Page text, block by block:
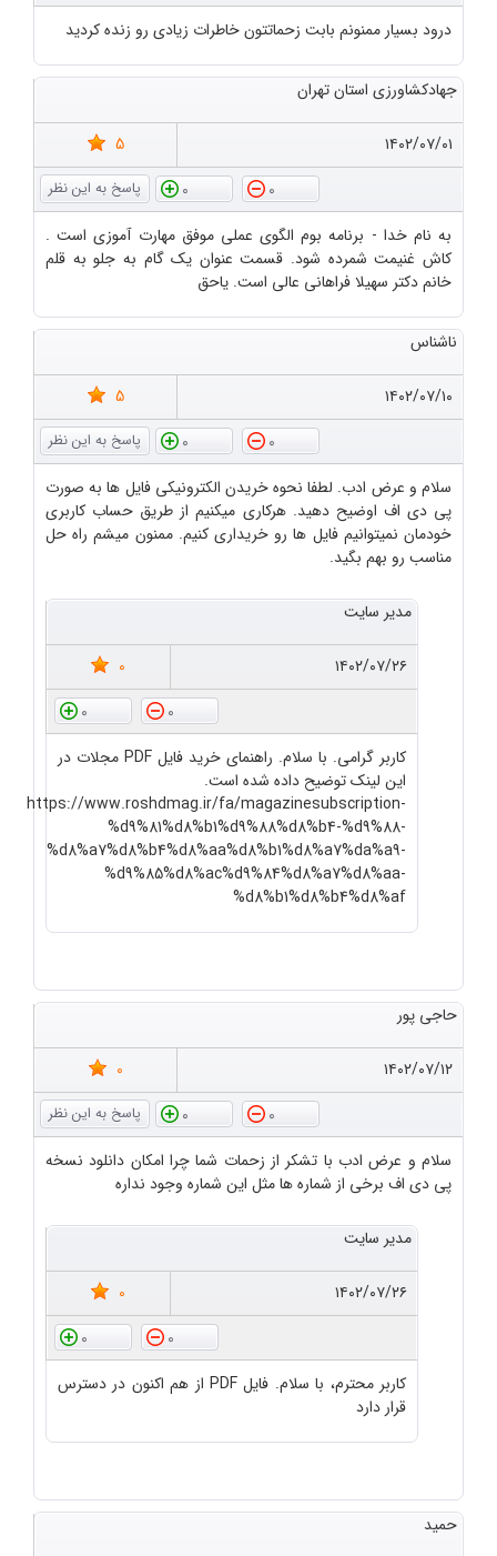
درود بسیار ممنونم بابت زحماتتون خاطرات زیادی رو زنده کردید
جهادکشاورزی استان تهران
۱۴۰۲/۰۷/۰۱
5
0
0
به نام خدا - برنامه بوم الگوی عملی موفق مهارت آموزی است .
کاش غنیمت شمرده شود. قسمت عنوان یک گام به جلو به قلم
خانم دکتر سهیلا فراهانی عالی است. یاحق
ناشناس
۱۴۰۲/۰۷/۱۰
5
0
0
سلام و عرض ادب. لطفا نحوه خریدن الکترونیکی فایل ها به صورت
پی دی اف اوضیح دهید. هرکاری میکنیم از طریق حساب کاربری
خودمان نمیتوانیم فایل ها رو خریداری کنیم. ممنون میشم راه حل
مناسب رو بهم بگید.
مدیر سایت
۱۴۰۲/۰۷/۲۶
0
0
0
کاربر گرامی. با سلام. راهنمای خرید فایل PDF مجلات در
این لینک توضیح داده شده است.
https://www.roshdmag.ir/fa/magazinesubscription-
%d9%81%d8%b1%d9%88%d8%b4-%d9%88-
%d8%a7%d8%b4%d8%aa%d8%b1%d8%a7%da%a9-
%d9%85%d8%ac%d9%84%d8%a7%d8%aa-
%d8%b1%d8%b4%d8%af
حاجی پور
۱۴۰۲/۰۷/۱۲
0
0
0
سلام و عرض ادب با تشکر از زحمات شما چرا امکان دانلود نسخه
پی دی اف برخی از شماره ها مثل این شماره وجود نداره
مدیر سایت
۱۴۰۲/۰۷/۲۶
0
0
0
کاربر محترم، با سلام. فایل PDF از هم اکنون در دسترس
قرار دارد
حمید